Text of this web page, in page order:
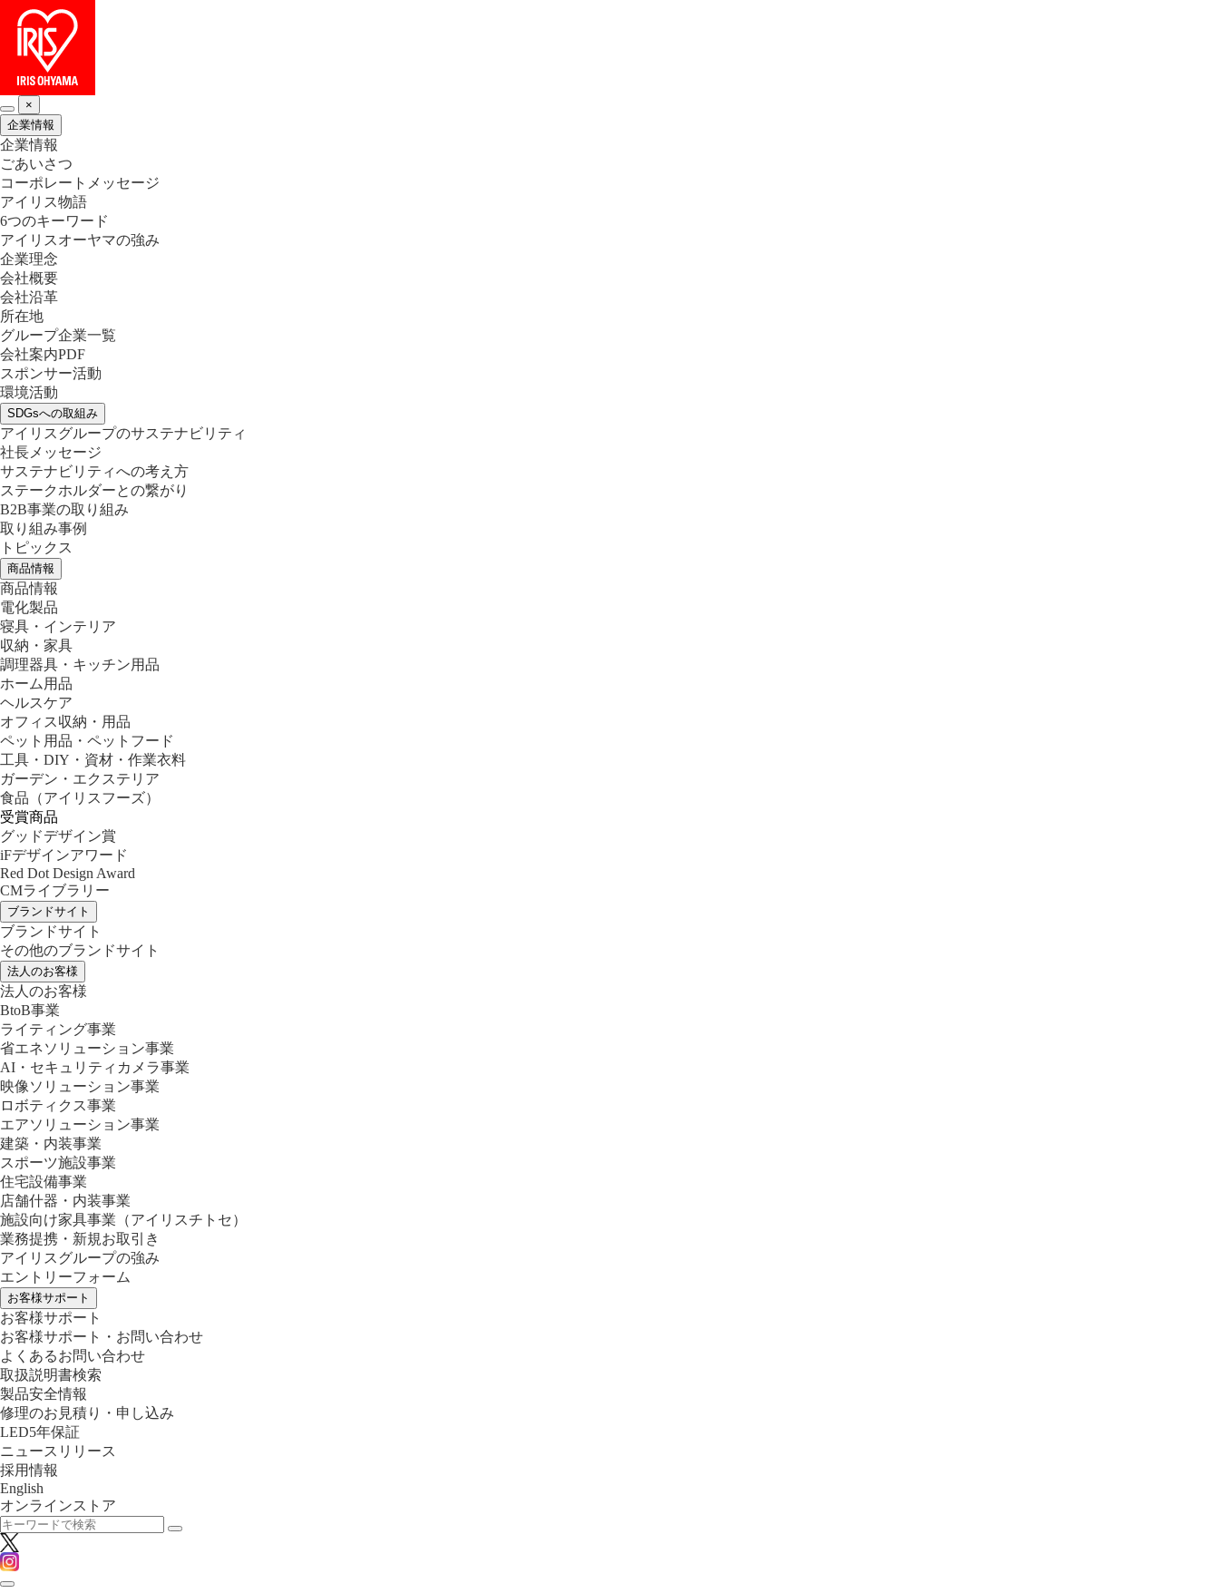
×
企業情報
企業情報
ごあいさつ
コーポレートメッセージ
アイリス物語
6つのキーワード
アイリスオーヤマの強み
企業理念
会社概要
会社沿革
所在地
グループ企業一覧
会社案内PDF
スポンサー活動
環境活動
SDGsへの取組み
アイリスグループのサステナビリティ
社長メッセージ
サステナビリティへの考え方
ステークホルダーとの繋がり
B2B事業の取り組み
取り組み事例
トピックス
商品情報
商品情報
電化製品
寝具・インテリア
収納・家具
調理器具・キッチン用品
ホーム用品
ヘルスケア
オフィス収納・用品
ペット用品・ペットフード
工具・DIY・資材・作業衣料
ガーデン・エクステリア
食品 （アイリスフーズ）
受賞商品
グッドデザイン賞
iFデザインアワード
Red Dot Design Award
CMライブラリー
ブランドサイト
ブランドサイト
その他のブランドサイト
法人のお客様
法人のお客様
BtoB事業
ライティング事業
省エネソリューション事業
AI・セキュリティカメラ事業
映像ソリューション事業
ロボティクス事業
エアソリューション事業
建築・内装事業
スポーツ施設事業
住宅設備事業
店舗什器・内装事業
施設向け家具事業 （アイリスチトセ）
業務提携・新規お取引き
アイリスグループの強み
エントリーフォーム
お客様サポート
お客様サポート
お客様サポート・お問い合わせ
よくあるお問い合わせ
取扱説明書検索
製品安全情報
修理のお見積り・申し込み
LED5年保証
ニュースリリース
採用情報
English
オンラインストア